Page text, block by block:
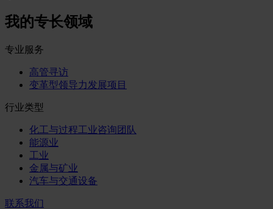
我的专长领域
专业服务
高管寻访
变革型领导力发展项目
行业类型
化工与过程工业咨询团队
能源业
工业
金属与矿业
汽车与交通设备
联系我们